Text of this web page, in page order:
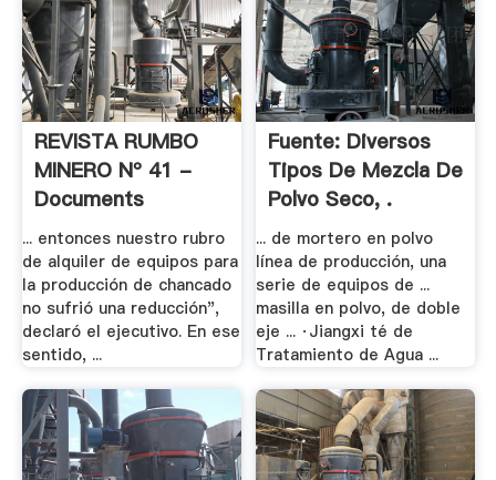
REVISTA RUMBO
MINERO Nº 41 -
Documents
... entonces nuestro rubro
de alquiler de equipos para
la producción de chancado
no sufrió una reducción",
declaró el ejecutivo. En ese
sentido, ...
Fuente: Diversos
Tipos De Mezcla De
Polvo Seco, .
... de mortero en polvo
línea de producción, una
serie de equipos de ...
masilla en polvo, de doble
eje ... ·Jiangxi té de
Tratamiento de Agua ...